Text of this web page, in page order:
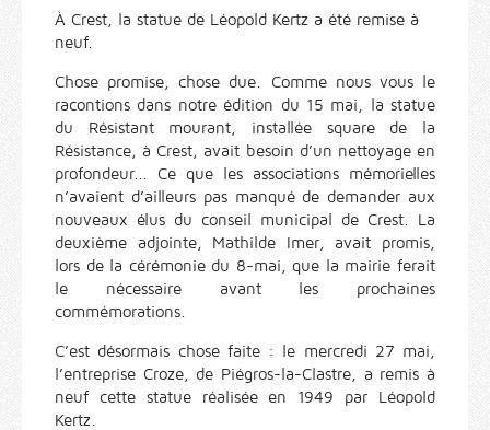
À Crest, la statue de Léopold Kertz a été remise à
neuf.
Chose promise, chose due. Comme nous vous le
racontions dans notre édition du 15 mai, la statue
du Résistant mourant, installée square de la
Résistance, à Crest, avait besoin d’un nettoyage en
profondeur... Ce que les associations mémorielles
n’avaient d’ailleurs pas manqué de demander aux
nouveaux élus du conseil municipal de Crest. La
deuxième adjointe, Mathilde Imer, avait promis,
lors de la cérémonie du 8-mai, que la mairie ferait
le nécessaire avant les prochaines
commémorations.
C’est désormais chose faite : le mercredi 27 mai,
l’entreprise Croze, de Piégros-la-Clastre, a remis à
neuf cette statue réalisée en 1949 par Léopold
Kertz.